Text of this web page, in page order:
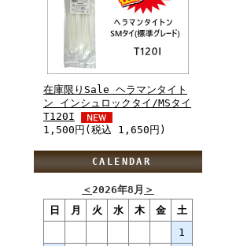
在庫限りSale ヘラマンタイト
ン インシュロックタイ/MSタイ
T120I
1,500円(税込 1,650円)
CALENDAR
＜2026年8月 ＞
日
月 火 水 木 金
土
1